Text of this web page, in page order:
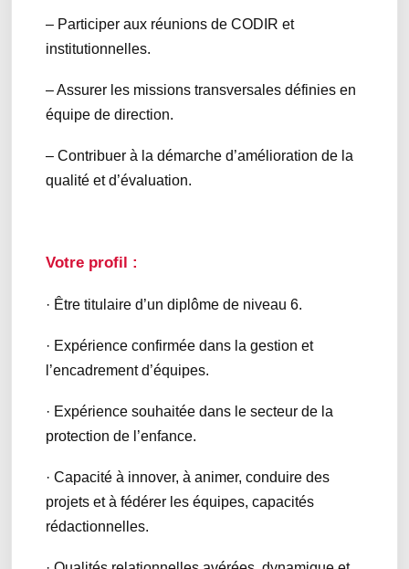
– Participer aux réunions de CODIR et
institutionnelles.
– Assurer les missions transversales définies en
équipe de direction.
– Contribuer à la démarche d’amélioration de la
qualité et d’évaluation.
Votre profil :
· Être titulaire d’un diplôme de niveau 6.
· Expérience confirmée dans la gestion et
l’encadrement d’équipes.
· Expérience souhaitée dans le secteur de la
protection de l’enfance.
· Capacité à innover, à animer, conduire des
projets et à fédérer les équipes, capacités
rédactionnelles.